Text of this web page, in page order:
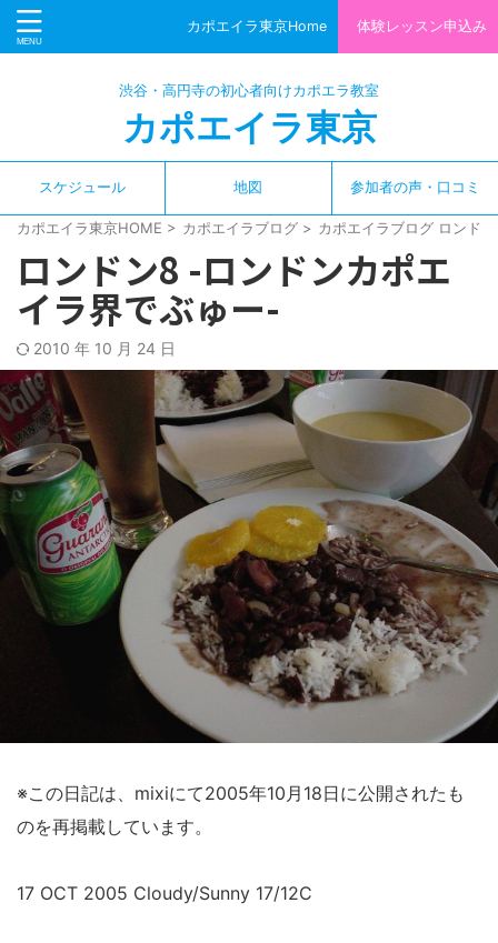
カポエイラ東京Home 体験レッスン申込み
渋谷・高円寺の初心者向けカポエラ教室
カポエイラ東京
スケジュール 地図 参加者の声・口コミ
カポエイラ東京HOME > カポエイラブログ > カポエイラブログ ロンド
ロンドン8 -ロンドンカポエ
イラ界でぶゅー-
2010 年 10 月 24 日
※この日記は、mixiにて2005年10月18日に公開されたも
のを再掲載しています。
17 OCT 2005 Cloudy/Sunny 17/12C